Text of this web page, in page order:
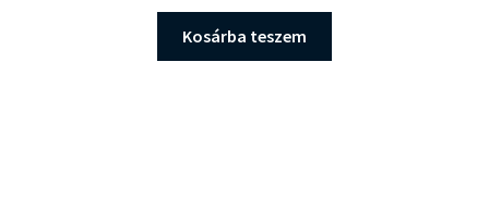
Kosárba teszem